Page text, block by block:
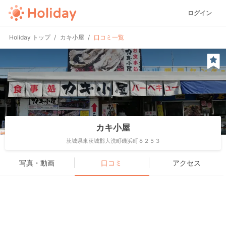
ログイン
Holiday トップ カキ小屋 口コミ一覧
カキ小屋
茨城県東茨城郡大洗町磯浜町８２５３
写真・動画 口コミ アクセス